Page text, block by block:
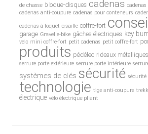
de chasse bloque-disques cadenas
cadenas anti-coupure cadenas pour conteneurs
cadenas à loquet cisaille coffre-fort
garage Gravel e-bike gâches électriques key
velo mini coffre-fort petit cadenas petit coffre-fort
produits pédélec rideaux métalliques
serrure porte extérieure serrure porte intérieure
systèmes de clés sécurité sécurité
technologie tige anti-coupure
électrique vélo électrique pliant